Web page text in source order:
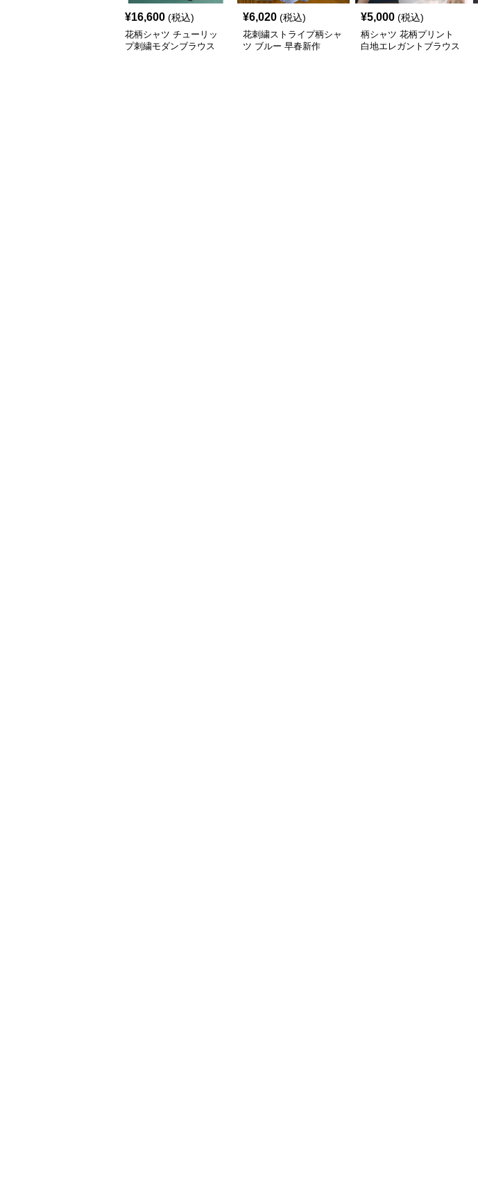
¥16,600 (税込)
花柄シャツ チューリッ
プ刺繍モダンブラウス
¥6,020 (税込)
花刺繍ストライプ柄シャ
ツ ブルー 早春新作
¥5,000 (税込)
柄シャツ 花柄プリント
白地エレガントブラウス